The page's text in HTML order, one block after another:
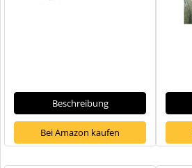
Beschreibung
Bei Amazon kaufen